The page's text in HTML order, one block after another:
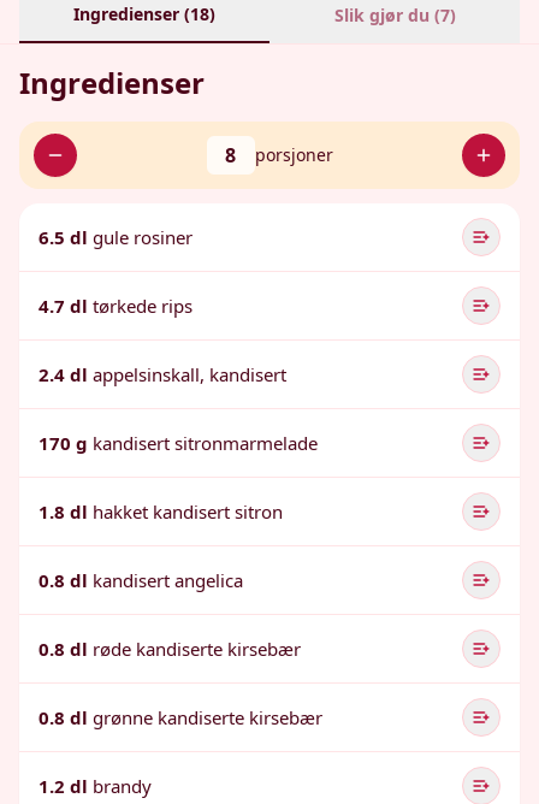
Ingredienser (18) Slik gjør du (7)
Ingredienser
8 porsjoner
6.5 dl gule rosiner
4.7 dl tørkede rips
2.4 dl appelsinskall, kandisert
170 g kandisert sitronmarmelade
1.8 dl hakket kandisert sitron
0.8 dl kandisert angelica
0.8 dl røde kandiserte kirsebær
0.8 dl grønne kandiserte kirsebær
1.2 dl brandy